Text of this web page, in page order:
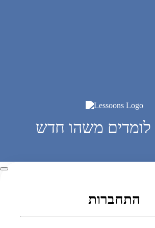
לומדים משהו חדש
התחברות